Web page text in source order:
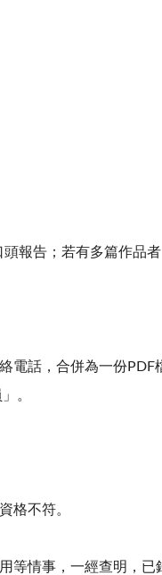
報告；若有多篇作品者
電話，合併為一份PDF
。
格不符。
等情事，一經查明，